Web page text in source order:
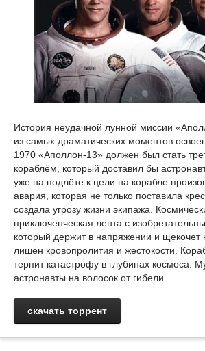
История неудачной лунной миссии
из самых драматических моментов
1970 «Аполлон-13» должен был стать
кораблём, который доставил бы
уже на подлёте к цели на корабле
авария, которая не только поставила
создала угрозу жизни экипажа.
приключенческая лента с
который держит в напряжении и щекочет
лишен кровопролития и жестокости.
терпит катастрофу в глубинах космоса.
астронавты на волосок от гибели…
скачать торрент